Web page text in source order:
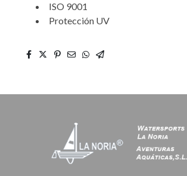
ISO 9001
Protección UV